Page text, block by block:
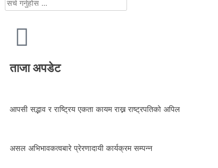
ताजा अपडेट
आपसी सद्भाव र राष्ट्रिय एकता कायम राख्न राष्ट्रपतिको अपिल
असल अभिभावकत्वबारे प्रेरणादायी कार्यक्रम सम्पन्न